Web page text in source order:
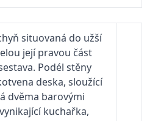
situovaná do užší
její pravou část
Podél stěny
deska, sloužící
dvěma barovými
kuchařka,